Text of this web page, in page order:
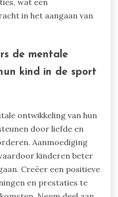
bij jonge atleten te
Moedig open
op te bouwen,
en zorgen kunnen
te vergroten.
die relaties versterken
bieden. Leer
stressmanagement,
wat een
in het aangaan van